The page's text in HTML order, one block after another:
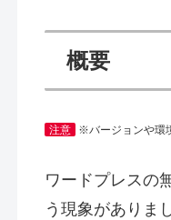
概要
注意 ※バージョンや環
ワードプレスの
う現象がありま